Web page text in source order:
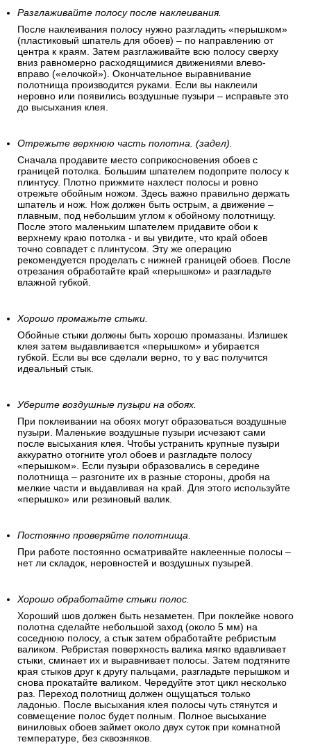
Разглаживайте полосу после наклеивания.
После наклеивания полосу нужно разгладить «перышком»
(пластиковый шпатель для обоев) – по направлению от
центра к краям. Затем разглаживайте всю полосу сверху
вниз равномерно расходящимися движениями влево-
вправо («елочкой»). Окончательное выравнивание
полотнища производится руками. Если вы наклеили
неровно или появились воздушные пузыри – исправьте это
до высыхания клея.
Отрежьте верхнюю часть полотна. (задел).
Сначала продавите место соприкосновения обоев с
границей потолка. Большим шпателем подоприте полосу к
плинтусу. Плотно прижмите нахлест полосы и ровно
отрежьте обойным ножом. Здесь важно правильно держать
шпатель и нож. Нож должен быть острым, а движение –
плавным, под небольшим углом к обойному полотнищу.
После этого маленьким шпателем придавите обои к
верхнему краю потолка - и вы увидите, что край обоев
точно совпадет с плинтусом. Эту же операцию
рекомендуется проделать с нижней границей обоев. После
отрезания обработайте край «перышком» и разгладьте
влажной губкой.
Хорошо промажьте стыки.
Обойные стыки должны быть хорошо промазаны. Излишек
клея затем выдавливается «перышком» и убирается
губкой. Если вы все сделали верно, то у вас получится
идеальный стык.
Уберите воздушные пузыри на обоях.
При поклеивании на обоях могут образоваться воздушные
пузыри. Маленькие воздушные пузыри исчезают сами
после высыхания клея. Чтобы устранить крупные пузыри
аккуратно отогните угол обоев и разгладьте полосу
«перышком». Если пузыри образовались в середине
полотнища – разгоните их в разные стороны, дробя на
мелкие части и выдавливая на край. Для этого используйте
«перышко» или резиновый валик.
Постоянно проверяйте полотнища.
При работе постоянно осматривайте наклеенные полосы –
нет ли складок, неровностей и воздушных пузырей.
Хорошо обработайте стыки полос.
Хороший шов должен быть незаметен. При поклейке нового
полотна сделайте небольшой заход (около 5 мм) на
соседнюю полосу, а стык затем обработайте ребристым
валиком. Ребристая поверхность валика мягко вдавливает
стыки, сминает их и выравнивает полосы. Затем подтяните
края стыков друг к другу пальцами, разгладьте перышком и
снова прокатайте валиком. Чередуйте этот цикл несколько
раз. Переход полотнищ должен ощущаться только
ладонью. После высыхания клея полосы чуть стянутся и
совмещение полос будет полным. Полное высыхание
виниловых обоев займет около двух суток при комнатной
температуре, без сквозняков.